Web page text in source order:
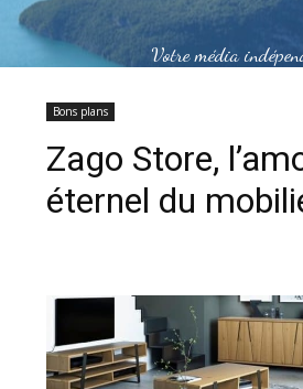
Votre média
Bons plans
Zago Store,
éternel du